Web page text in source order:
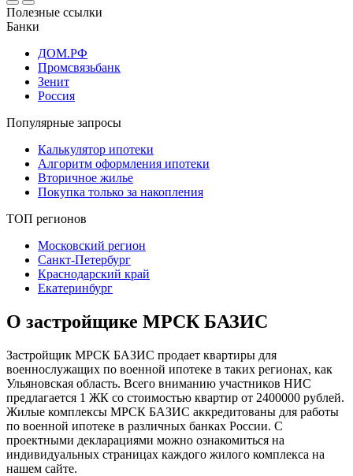
Полезные ссылки
Банки
ДОМ.РФ
Промсвязьбанк
Зенит
Россия
Популярные запросы
Калькулятор ипотеки
Алгоритм оформления ипотеки
Вторичное жилье
Покупка только за накопления
ТОП регионов
Московский регион
Санкт-Петербург
Краснодарский край
Екатеринбург
О застройщике МРСК БАЗИС
Застройщик МРСК БАЗИС продает квартиры для
военнослужащих по военной ипотеке в таких регионах, как
Ульяновская область. Всего вниманию участников НИС
предлагается 1 ЖК со стоимостью квартир от 2400000 рублей.
Жилые комплексы МРСК БАЗИС аккредитованы для работы
по военной ипотеке в различных банках России. С
проектными декларациями можно ознакомиться на
индивидуальных страницах каждого жилого комплекса на
нашем сайте.